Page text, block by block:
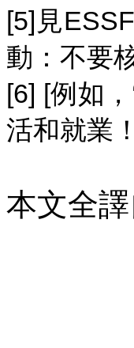
[5] 見ESSF
動：不要
[6] [例如，
活和就業！
本文全譯